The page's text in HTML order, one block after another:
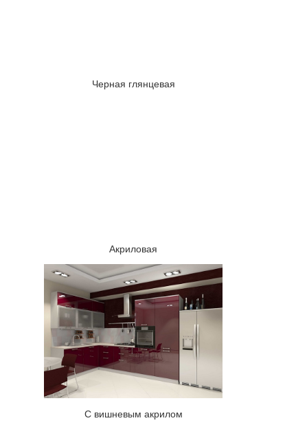
Черная глянцевая
Акриловая
С вишневым акрилом